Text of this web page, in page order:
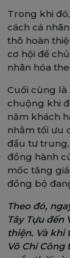
Trong khi
cách cá
thô hoàn
cơ hội để
nhân hóa
Cuối cùng là
chuộng khi
năm khách
nhằm tối ưu
đầu tư trung,
đồng hành
mốc tăng
đồng bộ
Theo đó,
Tây Tựu đến
thiện. Và khi
Võ Chí